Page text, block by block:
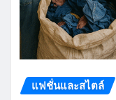
แฟชั่นและสไตล์